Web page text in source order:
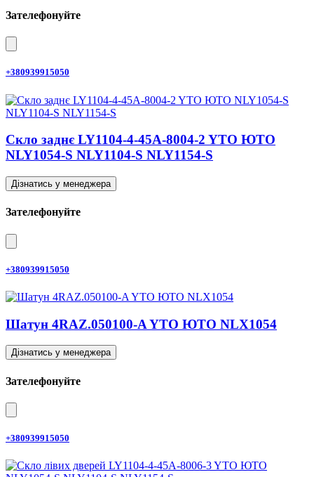
Зателефонуйте
+380939915050
Скло заднє LY1104-4-45A-8004-2 YTO ЮТО
NLY1054-S NLY1104-S NLY1154-S
Дізнатись у менеджера
Зателефонуйте
+380939915050
Шатун 4RAZ.050100-A YTO ЮТО NLX1054
Дізнатись у менеджера
Зателефонуйте
+380939915050